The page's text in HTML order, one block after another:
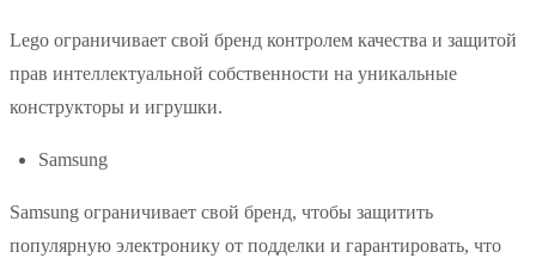
Lego ограничивает свой бренд контролем качества и защитой
прав интеллектуальной собственности на уникальные
конструкторы и игрушки.
Samsung
Samsung ограничивает свой бренд, чтобы защитить
популярную электронику от подделки и гарантировать, что